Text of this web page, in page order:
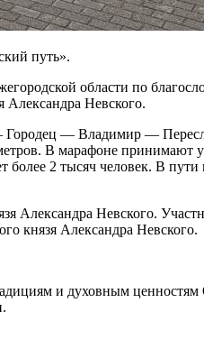
путь».
области по
Александра Невского.
Городец — Владимир —
В марафоне принимают
2 тысяч человек. В
Невского.
князя Александра Невского.
и духовным